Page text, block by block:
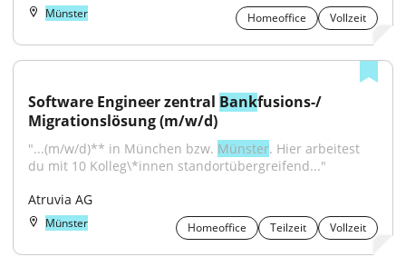
Münster Homeoffice Vollzeit
Software Engineer zentral Bankfusions-/
Migrationslösung (m/w/d)
"...(m/w/d)** in München bzw. Münster. Hier arbeitest
du mit 10 Kolleg\*innen standortübergreifend..."
Atruvia AG
Münster Homeoffice Teilzeit Vollzeit